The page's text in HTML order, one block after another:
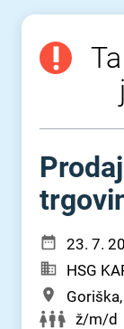
23. 7.
HSG
ž/m/d